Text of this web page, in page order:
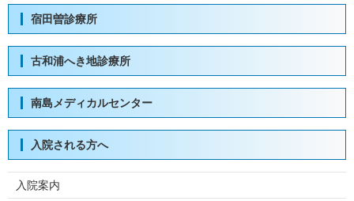
宿田曽診療所
古和浦へき地診療所
南島メディカルセンター
入院される方へ
入院案内